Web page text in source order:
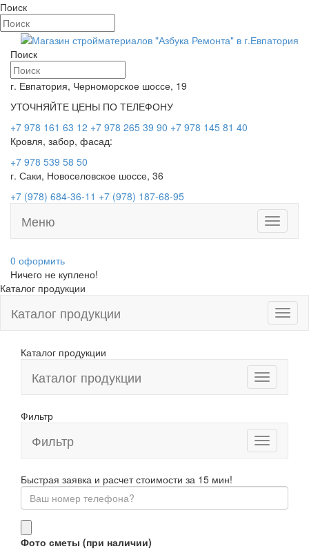
Поиск
Поиск
г. Евпатория, Черноморское шоссе, 19
УТОЧНЯЙТЕ ЦЕНЫ ПО ТЕЛЕФОНУ
+7 978 161 63 12 +7 978 265 39 90 +7 978 145 81 40
Кровля, забор, фасад:
+7 978 539 58 50
г. Саки, Новоселовское шоссе, 36
+7 (978) 684-36-11 +7 (978) 187-68-95
Toggle
Меню
0 оформить
Ничего не куплено!
Каталог продукции
Каталог продукции
Каталог продукции
Каталог продукции
Фильтр
Toggle
navigation
Фильтр
Быстрая заявка и расчет стоимости за 15 мин!
Фото сметы (при наличии)